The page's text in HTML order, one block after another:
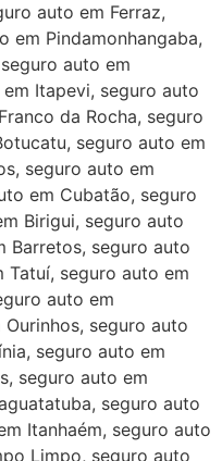
auto em Ferraz,
em Pindamonhangaba,
auto em
Itapevi, seguro auto
da Rocha, seguro
seguro auto em
seguro auto em
em Cubatão, seguro
Birigui, seguro auto
Barretos, seguro auto
Tatuí, seguro auto em
auto em
seguro auto
seguro auto em
seguro auto em
seguro auto
Itanhaém, seguro auto
Limpo, seguro auto